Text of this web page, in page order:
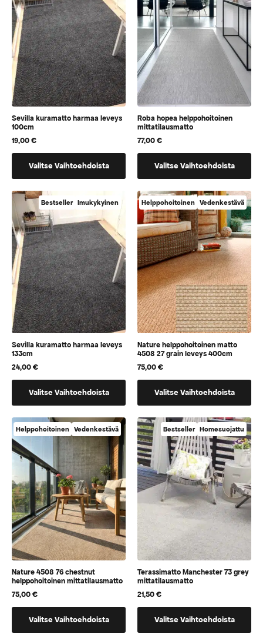
valita
tuotteen
sivulla
valita
tuotteen
sivulla
Sevilla kuramatto harmaa leveys
100cm
19,00€
Valitse Vaihtoehdoista
tuotteella
vaihtoehtoja,
jotka
voidaan
valita
tuotteen
sivulla
Roba hopea helppohoitoinen
mittatilausmatto
77,00€
Valitse Vaihtoehdoista
tuotteella
vaihtoehtoja,
jotka
voidaan
valita
tuotteen
sivulla
Bestseller Imukykyinen
Sevilla kuramatto harmaa leveys
133cm
24,00€
Valitse Vaihtoehdoista
vaihtoehtoja,
jotka
voidaan
valita
tuotteen
sivulla
Helppohoitoinen Vedenkestävä
Nature helppohoitoinen matto
4508 27 grain leveys 400cm
75,00€
Valitse Vaihtoehdoista
vaihtoehtoja,
jotka
voidaan
valita
tuotteen
sivulla
Helppohoitoinen Vedenkestävä
Nature 4508 76 chestnut
helppohoitoinen mittatilausmatto
75,00€
Valitse Vaihtoehdoista
tuotteella
Bestseller Homesuojattu
Terassimatto Manchester 73 grey
mittatilausmatto
21,50€
Valitse Vaihtoehdoista
tuotteella